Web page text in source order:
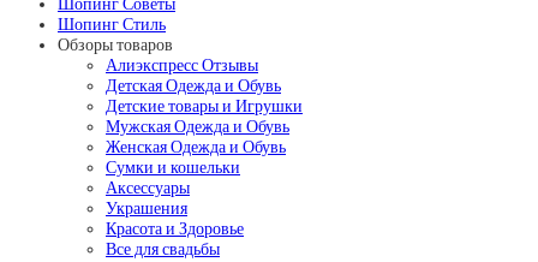
Шопинг Стиль
Обзоры товаров
Алиэкспресс Отзывы
Детская Одежда и Обувь
Детские товары и Игрушки
Мужская Одежда и Обувь
Женская Одежда и Обувь
Сумки и кошельки
Аксессуары
Украшения
Красота и Здоровье
Все для свадьбы